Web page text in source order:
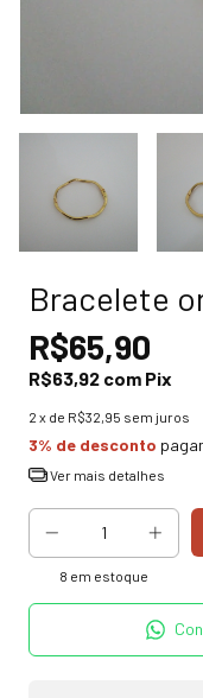
Bracelete
R$65,90
R$63,92 com Pix
2 x de R$32,95 sem juros
3% de desconto
Ver mais detalhes
8 em estoque